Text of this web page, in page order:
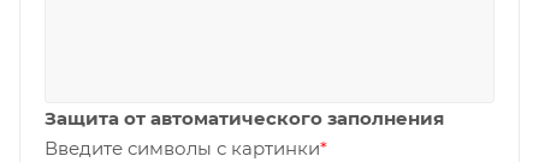
Защита от автоматического заполнения
Введите символы с картинки*